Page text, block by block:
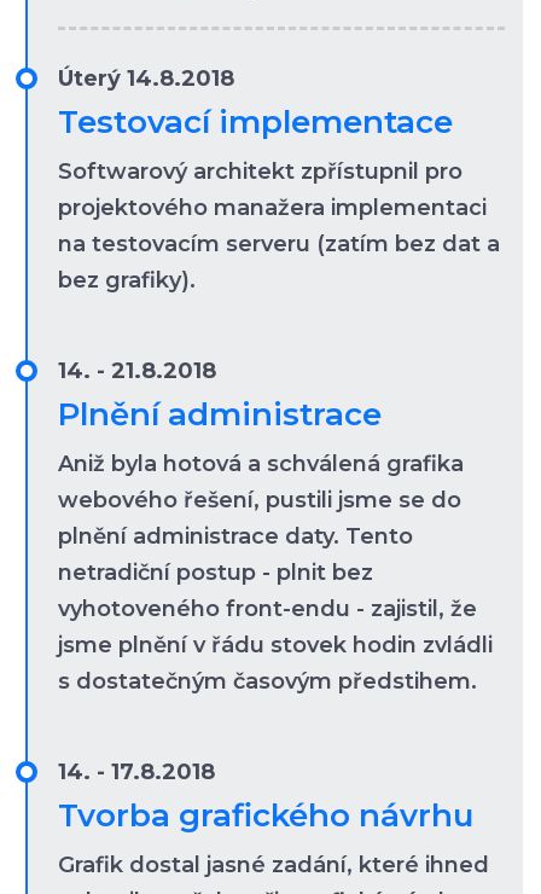
Úterý 14.8.2018
Testovací implementace
Softwarový architekt zpřístupnil pro
projektového manažera implementaci
na testovacím serveru (zatím bez dat a
bez grafiky).
14. - 21.8.2018
Plnění administrace
Aniž byla hotová a schválená grafika
webového řešení, pustili jsme se do
plnění administrace daty. Tento
netradiční postup - plnit bez
vyhotoveného front-endu - zajistil, že
jsme plnění v řádu stovek hodin zvládli
s dostatečným časovým předstihem.
14. - 17.8.2018
Tvorba grafického návrhu
Grafik dostal jasné zadání, které ihned